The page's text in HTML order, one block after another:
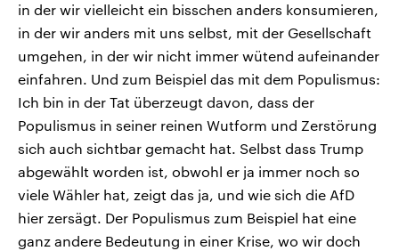
in der wir vielleicht ein bisschen anders konsumieren,
in der wir anders mit uns selbst, mit der Gesellschaft
umgehen, in der wir nicht immer wütend aufeinander
einfahren. Und zum Beispiel das mit dem Populismus:
Ich bin in der Tat überzeugt davon, dass der
Populismus in seiner reinen Wutform und Zerstörung
sich auch sichtbar gemacht hat. Selbst dass Trump
abgewählt worden ist, obwohl er ja immer noch so
viele Wähler hat, zeigt das ja, und wie sich die AfD
hier zersägt. Der Populismus zum Beispiel hat eine
ganz andere Bedeutung in einer Krise, wo wir doch